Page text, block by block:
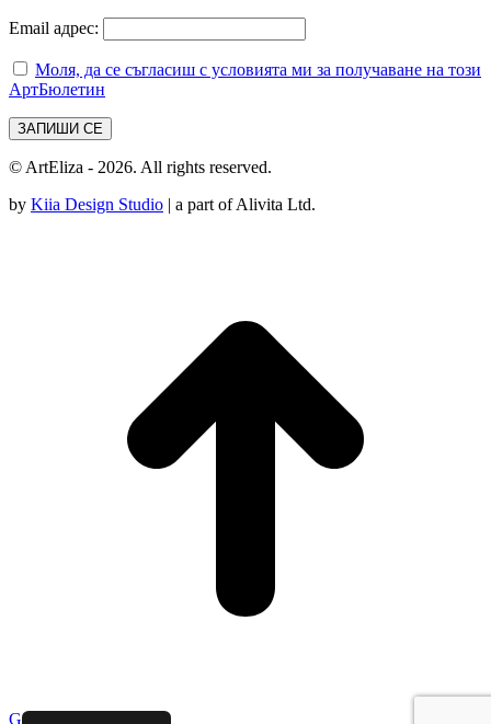
Email адрес:
Моля, да се съгласиш с условията ми за получаване на този
АртБюлетин
© ArtEliza - 2026. All rights reserved.
by Kiia Design Studio | a part of Alivita Ltd.
Go to Top